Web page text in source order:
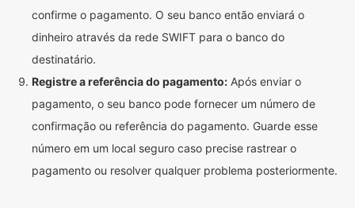
confirme o pagamento. O seu banco então enviará o
dinheiro através da rede SWIFT para o banco do
destinatário.
Registre a referência do pagamento: Após enviar o
pagamento, o seu banco pode fornecer um número de
confirmação ou referência do pagamento. Guarde esse
número em um local seguro caso precise rastrear o
pagamento ou resolver qualquer problema posteriormente.